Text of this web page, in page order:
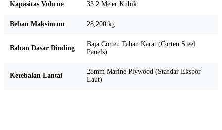
Kapasitas Volume 33.2 Meter Kubik
Beban Maksimum 28,200 kg
Bahan Dasar Dinding
Baja Corten Tahan Karat (Corten Steel
Panels)
Ketebalan Lantai
28mm Marine Plywood (Standar Ekspor
Laut)